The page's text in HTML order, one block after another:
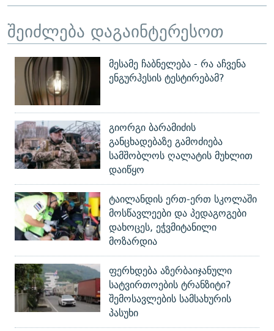
შეიძლება დაგაინტერესოთ
მესამე ჩაბნელება - რა აჩვენა
ენგურჰესის ტესტირებამ?
გიორგი ბარამიძის
განცხადებაზე გამოძიება
სამშობლოს ღალატის მუხლით
დაიწყო
ტაილანდის ერთ-ერთ სკოლაში
მოსწავლეები და პედაგოგები
დახოცეს, ეჭვმიტანილი
მოზარდია
ფერხდება აზერბაიჯანული
სატვირთოების ტრანზიტი?
შემოსავლების სამსახურის
პასუხი